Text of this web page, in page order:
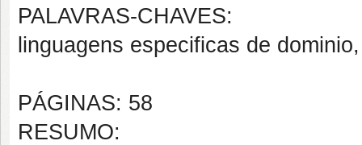
PALAVRAS-CHAVES:
linguagens especificas de
PÁGINAS: 58
RESUMO: